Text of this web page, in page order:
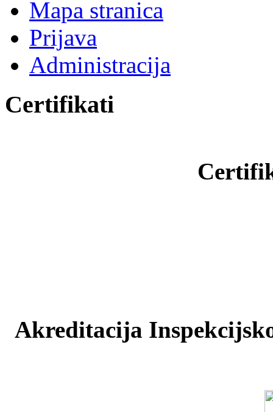
Mapa stranica
Prijava
Administracija
Certifikati
Akreditacija